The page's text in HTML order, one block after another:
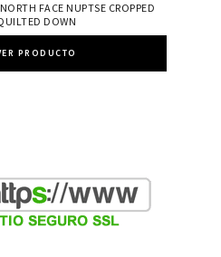
FACE NUPTSE CROPPED
DOWN
PRODUCTO